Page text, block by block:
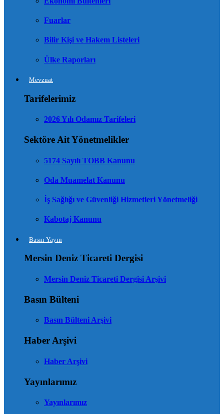
Fuarlar
Bilir Kişi ve Hakem Listeleri
Ülke Raporları
Mevzuat
Tarifelerimiz
2026 Yılı Odamız Tarifeleri
Sektöre Ait Yönetmelikler
5174 Sayılı TOBB Kanunu
Oda Muamelat Kanunu
İş Sağlığı ve Güvenliği Hizmetleri Yönetmeliği
Kabotaj Kanunu
Basın Yayın
Mersin Deniz Ticareti Dergisi
Mersin Deniz Ticareti Dergisi Arşivi
Basın Bülteni
Basın Bülteni Arşivi
Haber Arşivi
Haber Arşivi
Yayınlarımız
Yayınlarımız